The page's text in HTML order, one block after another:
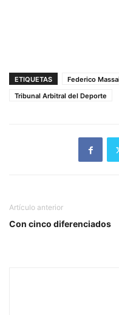
ETIQUETAS Federico
Tribunal Arbitral del Deporte
Artículo anterior
Con cinco diferenciados